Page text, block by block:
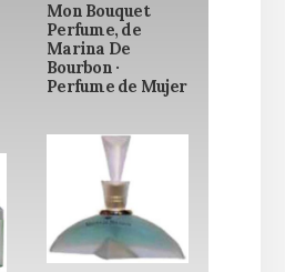
Mon Bouquet
Perfume, de
Marina De
Bourbon ·
Perfume de Mujer